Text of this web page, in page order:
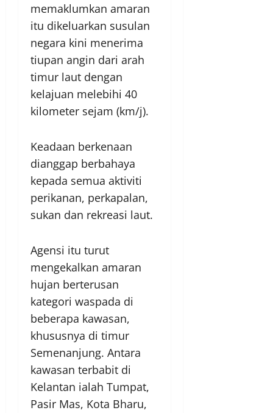
memaklumkan amaran
itu dikeluarkan susulan
negara kini menerima
tiupan angin dari arah
timur laut dengan
kelajuan melebihi 40
kilometer sejam (km/j).
Keadaan berkenaan
dianggap berbahaya
kepada semua aktiviti
perikanan, perkapalan,
sukan dan rekreasi laut.
Agensi itu turut
mengekalkan amaran
hujan berterusan
kategori waspada di
beberapa kawasan,
khususnya di timur
Semenanjung. Antara
kawasan terbabit di
Kelantan ialah Tumpat,
Pasir Mas, Kota Bharu,